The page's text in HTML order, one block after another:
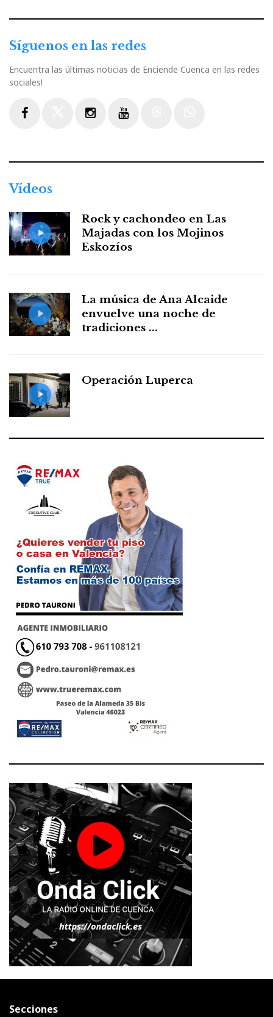
Síguenos en las redes
Encuentra las últimas noticias de Enciende Cuenca en las redes
sociales!
Vídeos
Rock y cachondeo en Las
Majadas con los Mojinos
Eskozíos
La música de Ana Alcaide
envuelve una noche de
tradiciones ...
Operación Luperca
Secciones